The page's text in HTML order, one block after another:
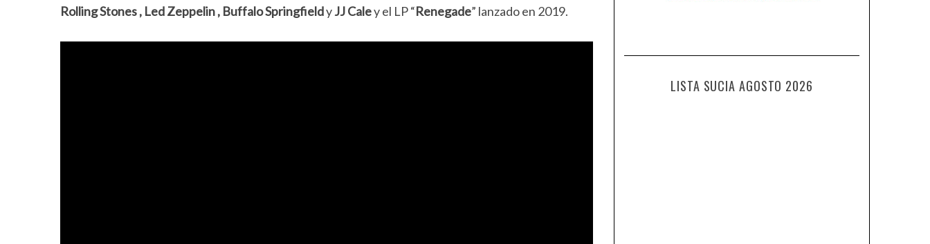
Rolling Stones , Led Zeppelin , Buffalo SpringfieldyJJ Caley el LP “Renegade” lanzado en 2019.
LISTA SUCIA AGOSTO 2026